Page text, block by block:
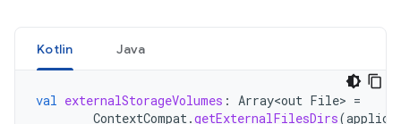
Kotlin Java
val externalStorageVolumes : Array<out File> =
ContextCompat.getExternalFilesDirs(